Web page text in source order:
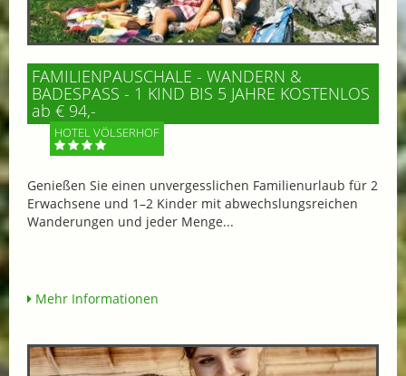
FAMILIENPAUSCHALE - WANDERN &
BADESPASS - 1 KIND BIS 5 JAHRE KOSTENLOS
ab € 94,-
HOTEL VÖLSERHOF
Genießen Sie einen unvergesslichen Familienurlaub für 2
Erwachsene und 1–2 Kinder mit abwechslungsreichen
Wanderungen und jeder Menge...
Mehr Informationen